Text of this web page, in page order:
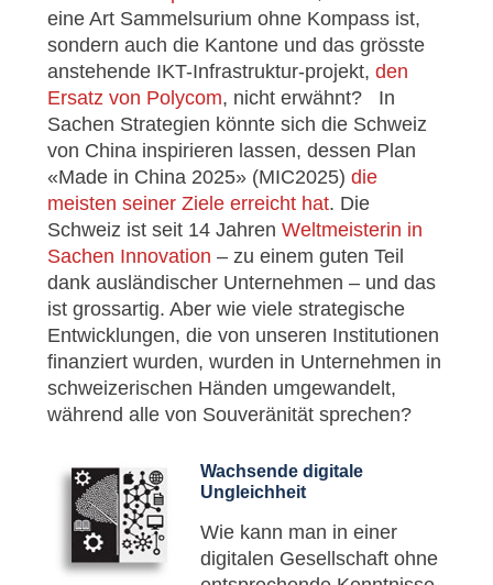
eine Art Sammelsurium ohne Kompass ist,
sondern auch die Kantone und das grösste
anstehende IKT-Infrastruktur-projekt, den
Ersatz von Polycom, nicht erwähnt? In
Sachen Strategien könnte sich die Schweiz
von China inspirieren lassen, dessen Plan
«Made in China 2025» (MIC2025) die
meisten seiner Ziele erreicht hat. Die
Schweiz ist seit 14 Jahren Weltmeisterin in
Sachen Innovation – zu einem guten Teil
dank ausländischer Unternehmen – und das
ist grossartig. Aber wie viele strategische
Entwicklungen, die von unseren Institutionen
finanziert wurden, wurden in Unternehmen in
schweizerischen Händen umgewandelt,
während alle von Souveränität sprechen?
Wachsende digitale
Ungleichheit
Wie kann man in einer
digitalen Gesellschaft ohne